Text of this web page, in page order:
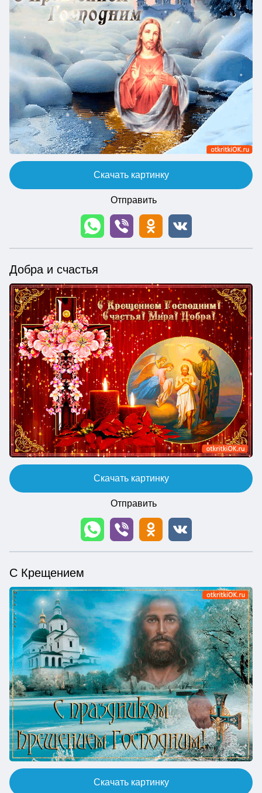
Скачать картинку
Отправить
Добра и счастья
Скачать картинку
Отправить
С Крещением
Скачать картинку